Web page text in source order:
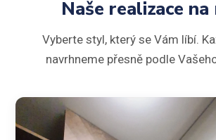
Naše realizace
Vyberte styl, který se Vám líbí.
navrhneme přesně podle